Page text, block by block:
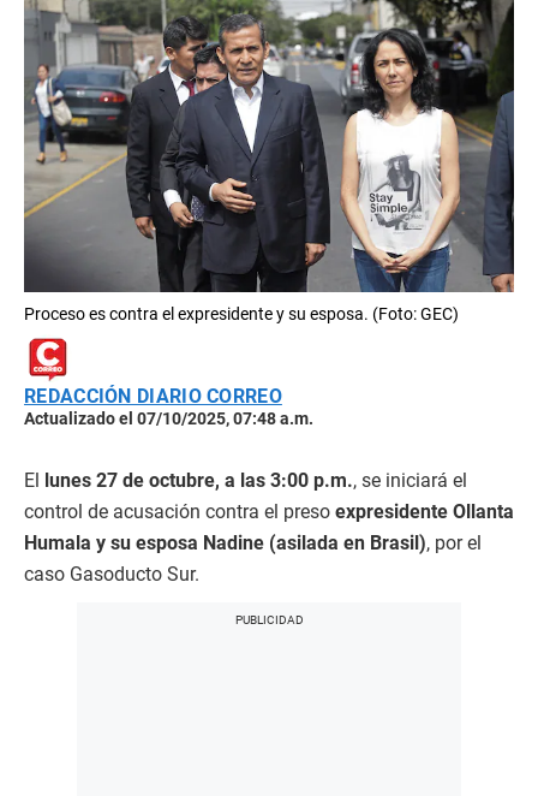
Proceso es contra el expresidente y su esposa. (Foto: GEC)
REDACCIÓN DIARIO CORREO
Actualizado el 07/10/2025, 07:48 a.m.
El lunes 27 de octubre, a las 3:00 p.m., se iniciará el
control de acusación contra el preso expresidente Ollanta
Humala y su esposa Nadine (asilada en Brasil), por el
caso Gasoducto Sur.